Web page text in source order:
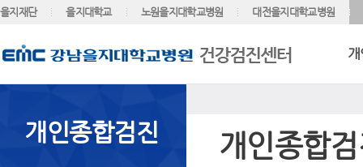
을지재단 을지대학교 노원을지대학교병원 대전을지대학교병원
개인종합검진 개인종합